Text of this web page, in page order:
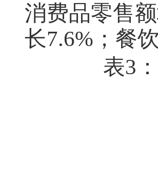
消费品零售
长7.6%；餐
表3